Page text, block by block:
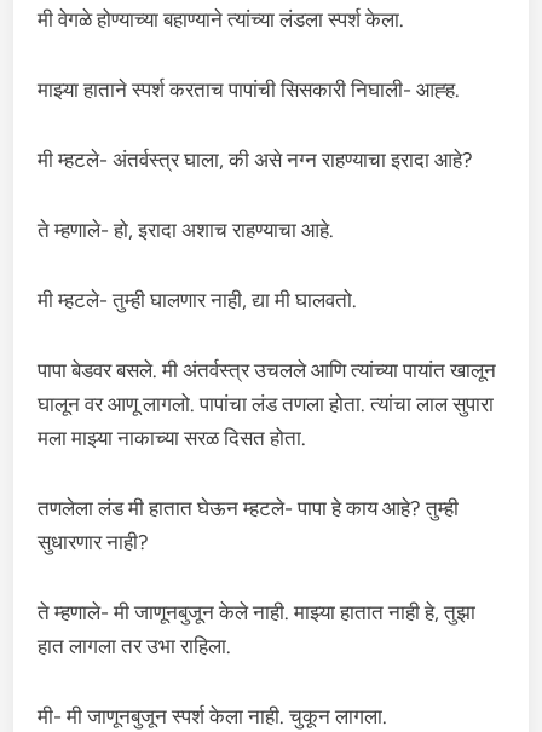
मी वेगळे होण्याच्या बहाण्याने त्यांच्या लंडला स्पर्श केला.
माझ्या हाताने स्पर्श करताच पापांची सिसकारी निघाली- आह्ह.
मी म्हटले- अंतर्वस्त्र घाला, की असे नग्न राहण्याचा इरादा आहे?
ते म्हणाले- हो, इरादा अशाच राहण्याचा आहे.
मी म्हटले- तुम्ही घालणार नाही, द्या मी घालवतो.
पापा बेडवर बसले. मी अंतर्वस्त्र उचलले आणि त्यांच्या पायांत खालून
घालून वर आणू लागलो. पापांचा लंड तणला होता. त्यांचा लाल सुपारा
मला माझ्या नाकाच्या सरळ दिसत होता.
तणलेला लंड मी हातात घेऊन म्हटले- पापा हे काय आहे? तुम्ही
सुधारणार नाही?
ते म्हणाले- मी जाणूनबुजून केले नाही. माझ्या हातात नाही हे, तुझा
हात लागला तर उभा राहिला.
मी- मी जाणूनबुजून स्पर्श केला नाही. चुकून लागला.